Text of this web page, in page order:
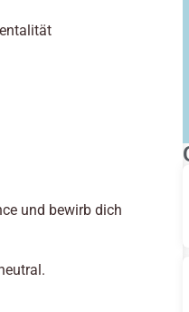
und bewirb dich